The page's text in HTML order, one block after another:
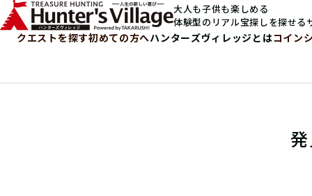
大人も子供も楽しめる
体験型のリアル宝探しを探せる
クエストを探す初めての方へハンターズヴィレッジとはコイン